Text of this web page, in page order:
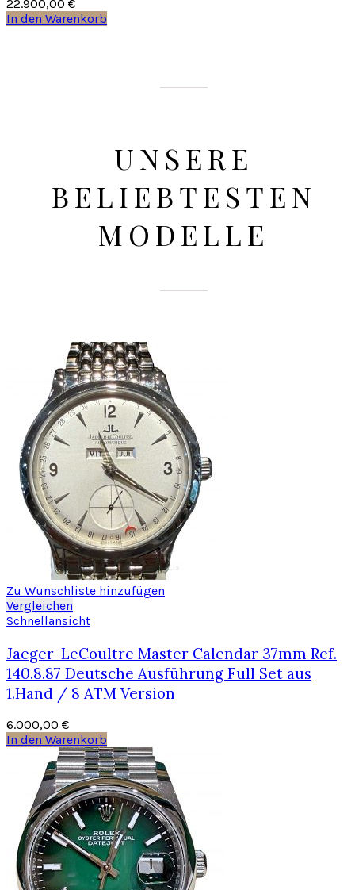
22.900,00 €
In den Warenkorb
UNSERE
BELIEBTESTEN
MODELLE
Zu Wunschliste hinzufügen
Vergleichen
Schnellansicht
Jaeger-LeCoultre Master Calendar 37mm Ref.
140.8.87 Deutsche Ausführung Full Set aus
1.Hand / 8 ATM Version
6.000,00 €
In den Warenkorb